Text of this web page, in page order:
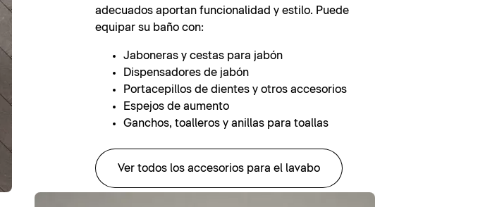
adecuados aportan funcionalidad y estilo. Puede
equipar su baño con:
Jaboneras y cestas para jabón
Dispensadores de jabón
Portacepillos de dientes y otros accesorios
Espejos de aumento
Ganchos, toalleros y anillas para toallas
Ver todos los accesorios para el lavabo